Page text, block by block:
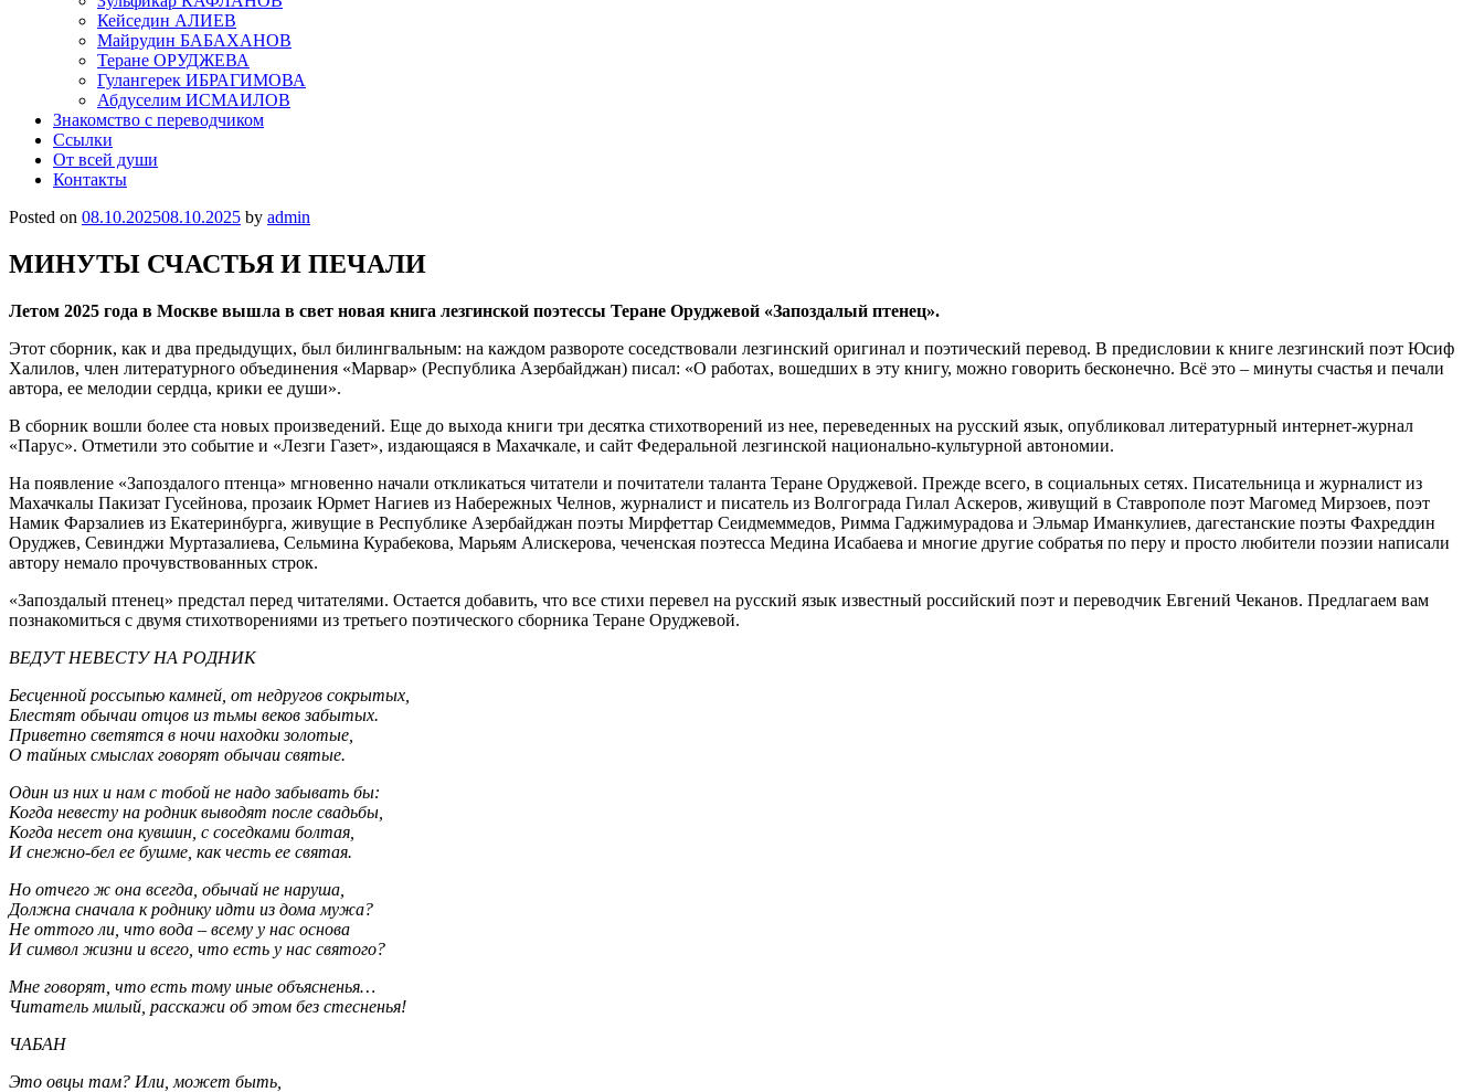
Кейседин АЛИЕВ
Майрудин БАБАХАНОВ
Теране ОРУДЖЕВА
Гулангерек ИБРАГИМОВА
Абдуселим ИСМАИЛОВ
Знакомство с переводчиком
Ссылки
От всей души
Контакты
Posted on 08.10.202508.10.2025 by admin
МИНУТЫ СЧАСТЬЯ И ПЕЧАЛИ
Летом 2025 года в Москве вышла в свет новая книга лезгинской поэтессы Теране Оруджевой «Запоздалый птенец».
Этот сборник, как и два предыдущих, был билингвальным: на каждом развороте соседствовали лезгинский оригинал и поэтический перевод. В предисловии к книге лезгинский поэт Юсиф
Халилов, член литературного объединения «Марвар» (Республика Азербайджан) писал: «О работах, вошедших в эту книгу, можно говорить бесконечно. Всё это – минуты счастья и печали
автора, ее мелодии сердца, крики ее души».
В сборник вошли более ста новых произведений. Еще до выхода книги три десятка стихотворений из нее, переведенных на русский язык, опубликовал литературный интернет-журнал
«Парус». Отметили это событие и «Лезги Газет», издающаяся в Махачкале, и сайт Федеральной лезгинской национально-культурной автономии.
На появление «Запоздалого птенца» мгновенно начали откликаться читатели и почитатели таланта Теране Оруджевой. Прежде всего, в социальных сетях. Писательница и журналист из
Махачкалы Пакизат Гусейнова, прозаик Юрмет Нагиев из Набережных Челнов, журналист и писатель из Волгограда Гилал Аскеров, живущий в Ставрополе поэт Магомед Мирзоев, поэт
Намик Фарзалиев из Екатеринбурга, живущие в Республике Азербайджан поэты Мирфеттар Сеидмеммедов, Римма Гаджимурадова и Эльмар Иманкулиев, дагестанские поэты Фахреддин
Оруджев, Севинджи Муртазалиева, Сельмина Курабекова, Марьям Алискерова, чеченская поэтесса Медина Исабаева и многие другие собратья по перу и просто любители поэзии написали
автору немало прочувствованных строк.
«Запоздалый птенец» предстал перед читателями. Остается добавить, что все стихи перевел на русский язык известный российский поэт и переводчик Евгений Чеканов. Предлагаем вам
познакомиться с двумя стихотворениями из третьего поэтического сборника Теране Оруджевой.
ВЕДУТ НЕВЕСТУ НА РОДНИК
Бесценной россыпью камней, от недругов сокрытых,
Блестят обычаи отцов из тьмы веков забытых.
Приветно светятся в ночи находки золотые,
О тайных смыслах говорят обычаи святые.
Один из них и нам с тобой не надо забывать бы:
Когда невесту на родник выводят после свадьбы,
Когда несет она кувшин, с соседками болтая,
И снежно-бел ее бушме, как честь ее святая.
Но отчего ж она всегда, обычай не наруша,
Должна сначала к роднику идти из дома мужа?
Не оттого ли, что вода – всему у нас основа
И символ жизни и всего, что есть у нас святого?
Мне говорят, что есть тому иные объясненья…
Читатель милый, расскажи об этом без стесненья!
ЧАБАН
Это овцы там? Или, может быть,